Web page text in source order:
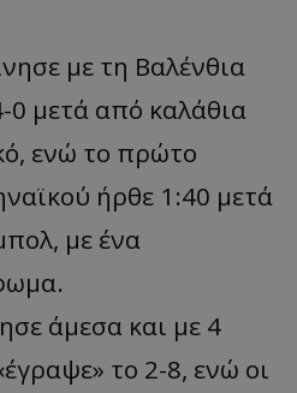
με τη Βαλένθια
0 μετά από καλάθια
ενώ το πρώτο
ήρθε 1:40 μετά
με ένα
άμεσα και με 4
το 2-8, ενώ οι